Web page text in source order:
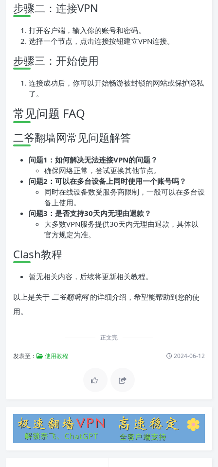
步骤二：连接VPN
打开客户端，输入你的账号和密码。
选择一个节点，点击连接按钮建立VPN连接。
步骤三：开始使用
连接成功后，你可以开始畅游被封锁的网站或保护隐私
了。
常见问题 FAQ
二爷翻墙网常见问题解答
问题1：如何解决无法连接VPN的问题？
确保网络正常，尝试更换其他节点。
问题2：可以在多台设备上同时使用一个账号吗？
同时在线设备数受服务商限制，一般可以在多台设
备上使用。
问题3：是否支持30天内无理由退款？
大多数VPN服务提供30天内无理由退款，具体以
官方规定为准。
Clash教程
暂无相关内容，后续将更新相关教程。
以上是关于 二爷翻墙网的详细介绍，希望能帮助到您的使
用。
正文完
发表至： 使用教程 2024-06-12